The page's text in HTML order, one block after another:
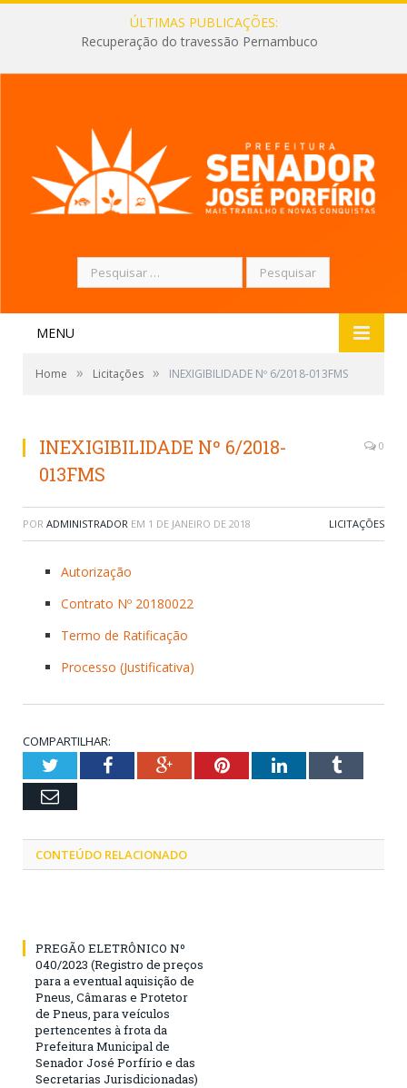
ÚLTIMAS PUBLICAÇÕES:
Recuperação do travessão Pernambuco
Pesquisar
por:
MENU
Home » Licitações » INEXIGIBILIDADE Nº 6/2018-013FMS
INEXIGIBILIDADE Nº 6/2018-
013FMS
0
POR ADMINISTRADOR EM 1 DE JANEIRO DE 2018 LICITAÇÕES
Autorização
Contrato Nº 20180022
Termo de Ratificação
Processo (Justificativa)
COMPARTILHAR:
TwitterFacebookGoogle+PinterestLinkedInTumblr
Email
CONTEÚDO RELACIONADO
PREGÃO ELETRÔNICO Nº
040/2023 (Registro de preços
para a eventual aquisição de
Pneus, Câmaras e Protetor
de Pneus, para veículos
pertencentes à frota da
Prefeitura Municipal de
Senador José Porfírio e das
Secretarias Jurisdicionadas)